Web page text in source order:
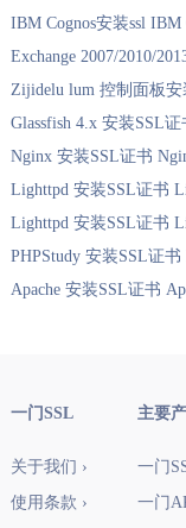
IBM Cognos安装ssl
Exchange 2007/2010/
Zijidelu lum 控制面板安
Glassfish 4.x 安装SSL
Nginx 安装SSL证书
Lighttpd 安装SSL证书
Lighttpd 安装SSL证书
PHPStudy 安装SSL证
Apache 安装SSL证书
一门SSL
关于我们 ›
使用条款 ›
主要
一门
一门